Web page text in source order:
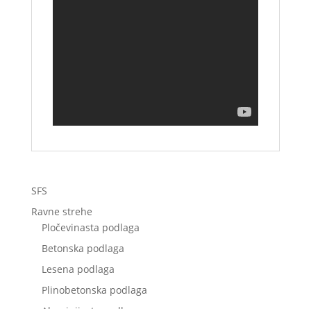
SFS
Ravne strehe
Pločevinasta podlaga
Betonska podlaga
Lesena podlaga
Plinobetonska podlaga